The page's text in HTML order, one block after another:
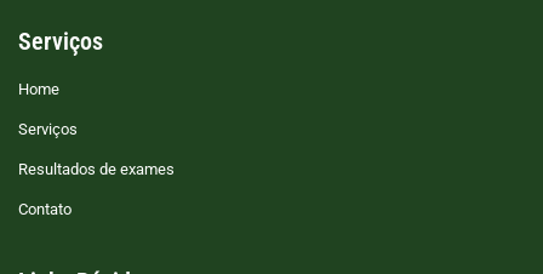
Serviços
Home
Serviços
Resultados de exames
Contato